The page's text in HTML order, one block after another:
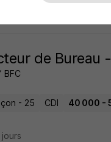
de Bureau
BFC
- 25 CDI 40 000 -